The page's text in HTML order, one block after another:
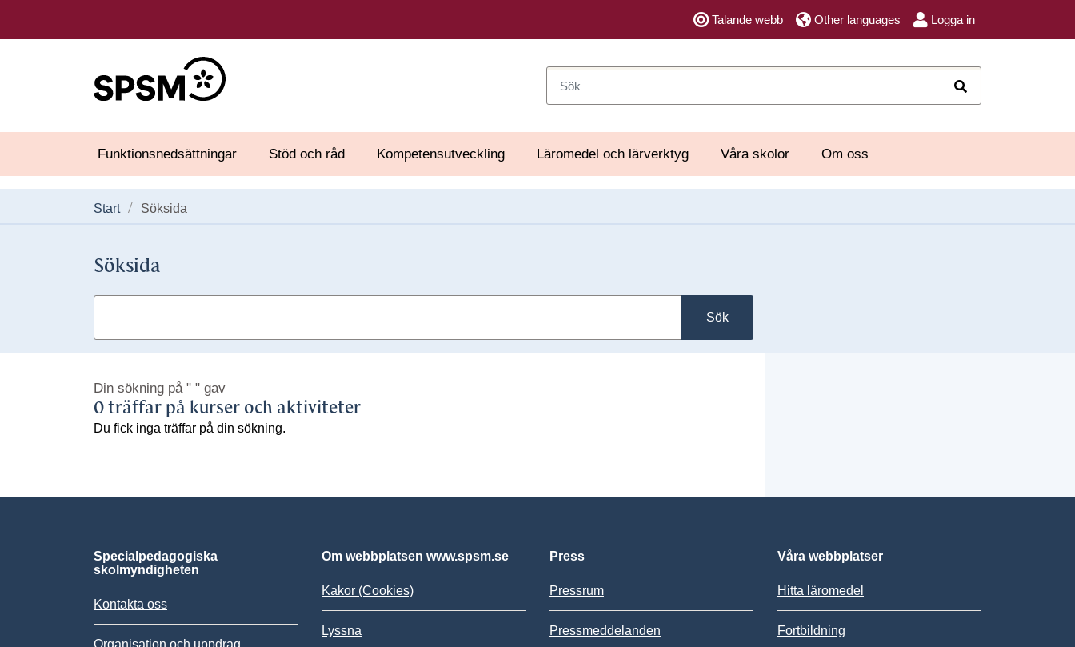
Talande webb Other languages Logga in
Funktionsnedsättningar Stöd och råd Kompetensutveckling Läromedel och lärverktyg Våra skolor Om oss
Start Söksida
Söksida
Sök
Din sökning på " " gav
0 träffar på kurser och aktiviteter
Du fick inga träffar på din sökning.
Specialpedagogiska
skolmyndigheten
Kontakta oss
Organisation och uppdrag
Om webbplatsen www.spsm.se
Kakor (Cookies)
Lyssna
Press
Pressrum
Pressmeddelanden
Våra webbplatser
Hitta läromedel
Fortbildning